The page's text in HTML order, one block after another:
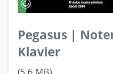
Pegasus |
Klavier